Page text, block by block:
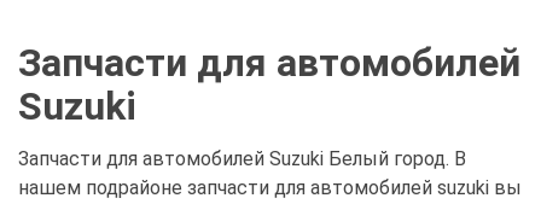
Запчасти для автомобилей
Suzuki
Запчасти для автомобилей Suzuki Белый город. В
нашем подрайоне запчасти для автомобилей suzuki вы